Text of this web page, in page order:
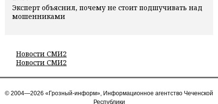
Эксперт объяснил, почему не стоит подшучивать над
мошенниками
Новости СМИ2
Новости СМИ2
© 2004—2026 «Грозный-информ», Информационное агентство Чеченской
Республики